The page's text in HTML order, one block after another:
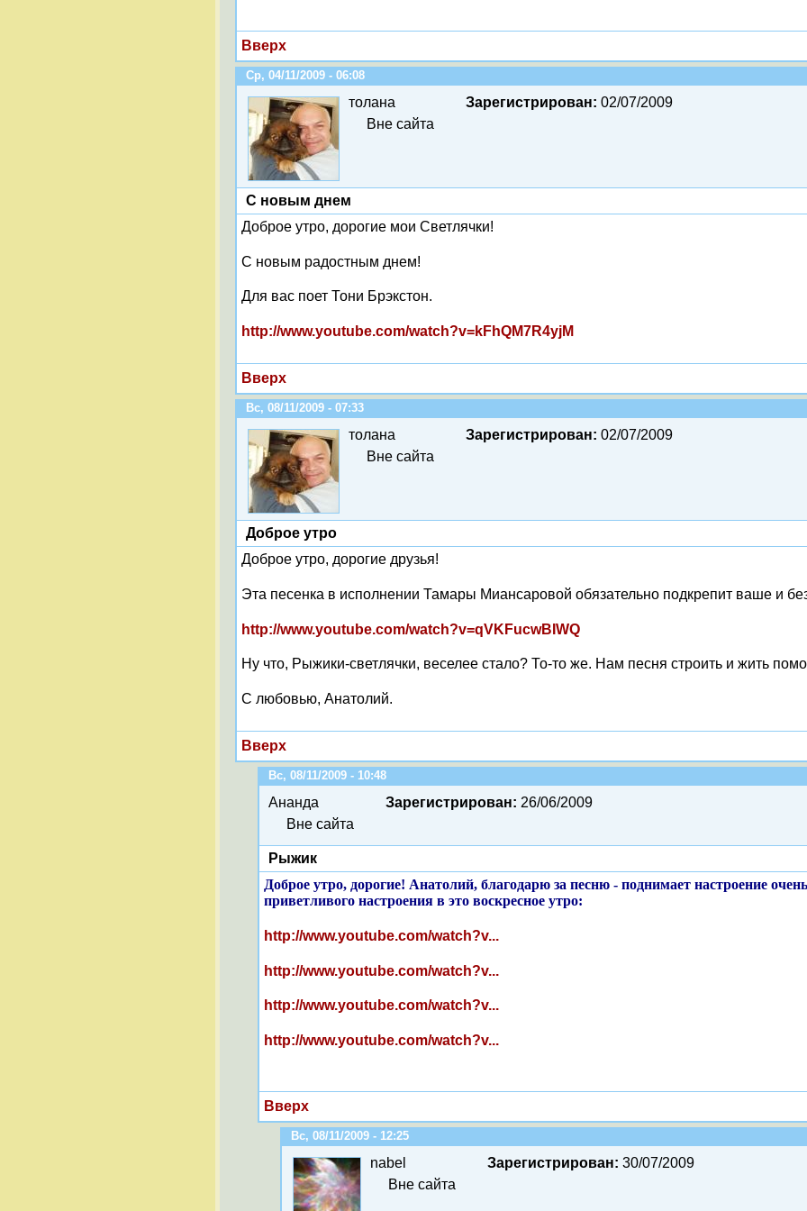
Вверх
Ср, 04/11/2009 - 06:08
толана
Вне сайта
Зарегистрирован: 02/07/2009
С новым днем
Доброе утро, дорогие мои Светлячки!
С новым радостным днем!
Для вас поет Тони Брэкстон.
http://www.youtube.com/watch?v=kFhQM7R4yjM
Вверх
Вс, 08/11/2009 - 07:33
толана
Вне сайта
Зарегистрирован: 02/07/2009
Доброе утро
Доброе утро, дорогие друзья!
Эта песенка в исполнении Тамары Миансаровой обязательно подкрепит ваше и
http://www.youtube.com/watch?v=qVKFucwBIWQ
Ну что, Рыжики-светлячки, веселее стало? То-то же. Нам песня строить и жить
С любовью, Анатолий.
Вверх
Вс, 08/11/2009 - 10:48
Ананда
Вне сайта
Зарегистрирован: 26/06/2009
Рыжик
Доброе утро, дорогие! Анатолий, благодарю за песню - поднимает настроение
приветливого настроения в это воскресное утро:
http://www.youtube.com/watch?v...
http://www.youtube.com/watch?v...
http://www.youtube.com/watch?v...
http://www.youtube.com/watch?v...
Вверх
Вс, 08/11/2009 - 12:25
nabel
Вне сайта
Зарегистрирован: 30/07/2009